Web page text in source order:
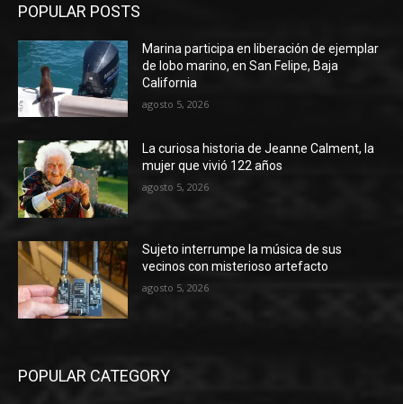
POPULAR POSTS
Marina participa en liberación de ejemplar
de lobo marino, en San Felipe, Baja
California
agosto 5, 2026
La curiosa historia de Jeanne Calment, la
mujer que vivió 122 años
agosto 5, 2026
Sujeto interrumpe la música de sus
vecinos con misterioso artefacto
agosto 5, 2026
POPULAR CATEGORY